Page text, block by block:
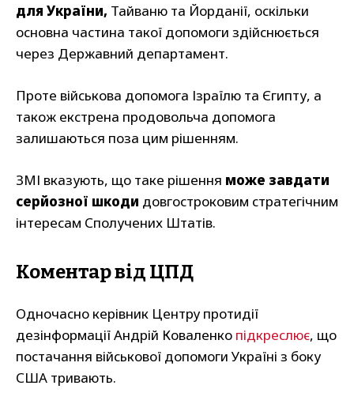
для України, Тайваню та Йорданії, оскільки
основна частина такої допомоги здійснюється
через Державний департамент.
Проте військова допомога Ізраїлю та Єгипту, а
також екстрена продовольча допомога
залишаються поза цим рішенням.
ЗМІ вказують, що таке рішення може завдати
серйозної шкоди довгостроковим стратегічним
інтересам Сполучених Штатів.
Коментар від ЦПД
Одночасно керівник Центру протидії
дезінформації Андрій Коваленко підкреслює, що
постачання військової допомоги Україні з боку
США тривають.